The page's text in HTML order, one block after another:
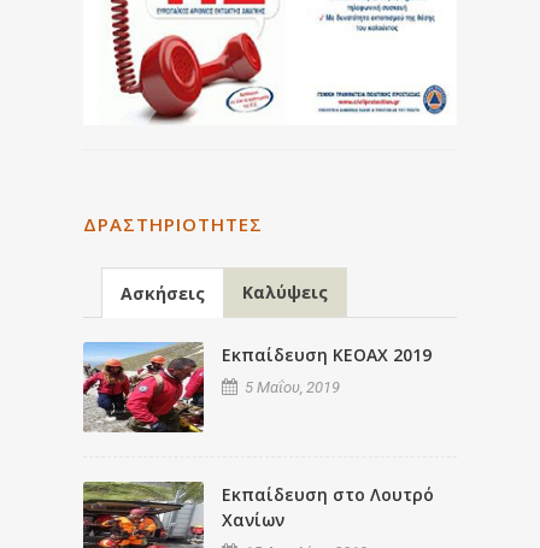
ΔΡΑΣΤΗΡΙΌΤΗΤΕΣ
Ασκήσεις Καλύψεις
Εκπαίδευση ΚΕΟΑΧ 2019
5 Μαΐου, 2019
Εκπαίδευση στο Λουτρό
Χανίων